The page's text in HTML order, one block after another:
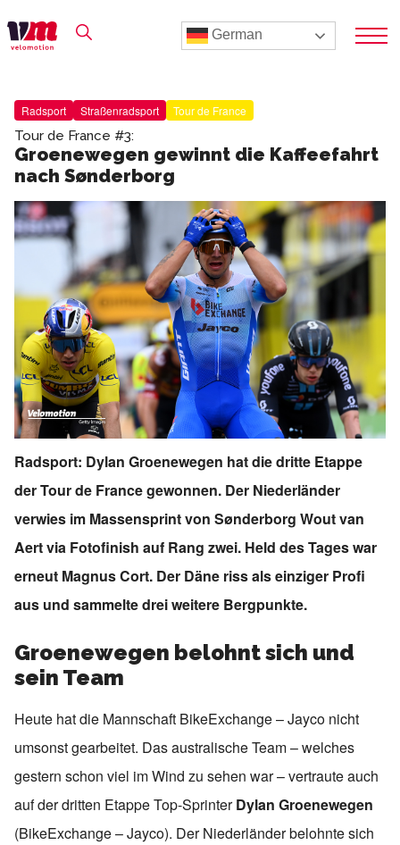
German
Radsport Straßenradsport Tour de France
Tour de France #3:
Groenewegen gewinnt die Kaffeefahrt
nach Sønderborg
Radsport: Dylan Groenewegen hat die dritte Etappe
der Tour de France gewonnen. Der Niederländer
verwies im Massensprint von Sønderborg Wout van
Aert via Fotofinish auf Rang zwei. Held des Tages war
erneut Magnus Cort. Der Däne riss als einziger Profi
aus und sammelte drei weitere Bergpunkte.
Groenewegen belohnt sich und
sein Team
Heute hat die Mannschaft BikeExchange – Jayco nicht
umsonst gearbeitet. Das australische Team – welches
gestern schon viel im Wind zu sehen war – vertraute auch
auf der dritten Etappe Top-SprinterDylan Groenewegen
(BikeExchange – Jayco). Der Niederländer belohnte sich